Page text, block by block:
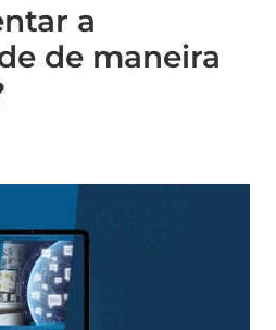
a
de maneira